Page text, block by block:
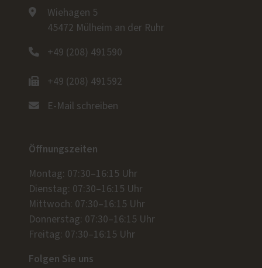
Wiehagen 5
45472 Mülheim an der Ruhr
+49 (208) 491590
+49 (208) 491592
E-Mail schreiben
Öffnungszeiten
Montag: 07:30–16:15 Uhr
Dienstag: 07:30–16:15 Uhr
Mittwoch: 07:30–16:15 Uhr
Donnerstag: 07:30–16:15 Uhr
Freitag: 07:30–16:15 Uhr
Folgen Sie uns